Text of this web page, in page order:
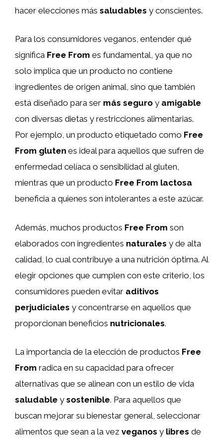
hacer elecciones más saludables y conscientes.
Para los consumidores veganos, entender qué
significa Free From es fundamental, ya que no
solo implica que un producto no contiene
ingredientes de origen animal, sino que también
está diseñado para ser más seguro y amigable
con diversas dietas y restricciones alimentarias.
Por ejemplo, un producto etiquetado como Free
From gluten es ideal para aquellos que sufren de
enfermedad celíaca o sensibilidad al gluten,
mientras que un producto Free From lactosa
beneficia a quienes son intolerantes a este azúcar.
Además, muchos productos Free From son
elaborados con ingredientes naturales y de alta
calidad, lo cual contribuye a una nutrición óptima. Al
elegir opciones que cumplen con este criterio, los
consumidores pueden evitar aditivos
perjudiciales y concentrarse en aquellos que
proporcionan beneficios nutricionales.
La importancia de la elección de productos Free
From radica en su capacidad para ofrecer
alternativas que se alinean con un estilo de vida
saludable y sostenible. Para aquellos que
buscan mejorar su bienestar general, seleccionar
alimentos que sean a la vez veganos y libres de